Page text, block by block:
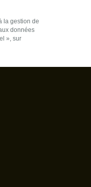
la gestion de
données
», sur